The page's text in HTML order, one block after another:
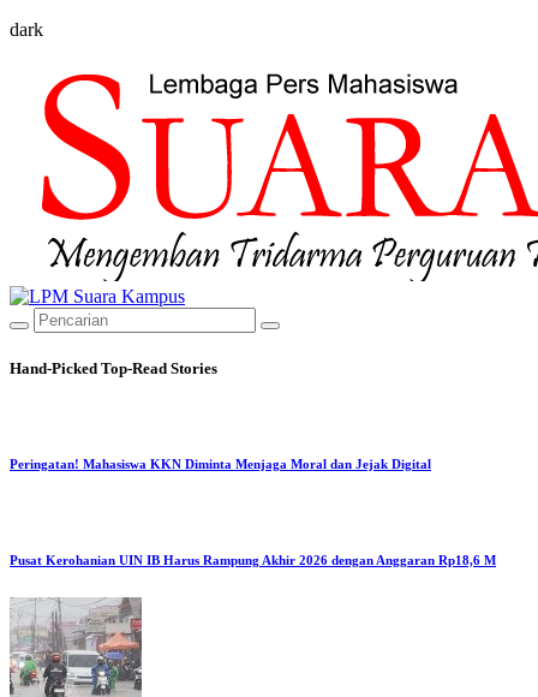
dark
Hand-Picked Top-Read Stories
Peringatan! Mahasiswa KKN Diminta Menjaga Moral dan Jejak Digital
Pusat Kerohanian UIN IB Harus Rampung Akhir 2026 dengan Anggaran Rp18,6 M